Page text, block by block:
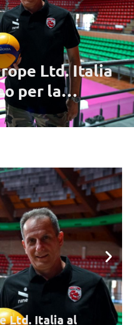
Ltd. Italia
per la
Ltd. Italia al